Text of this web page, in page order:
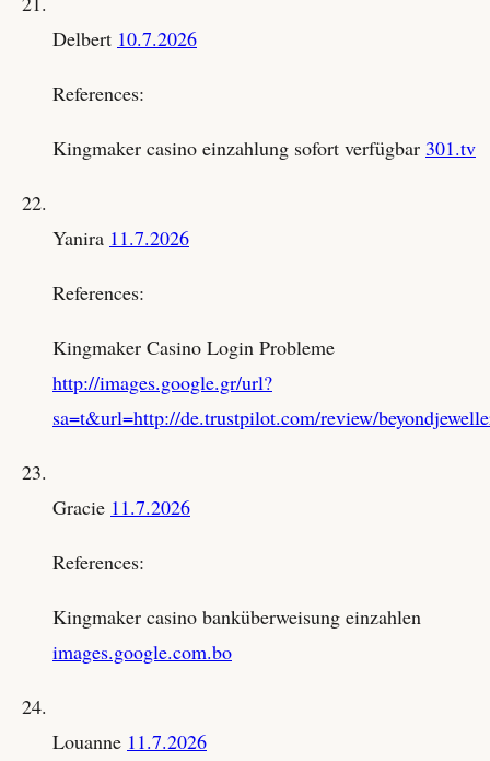
Delbert 10.7.2026
References:
Kingmaker casino einzahlung sofort verfügbar 301.tv
Yanira 11.7.2026
References:
Kingmaker Casino Login Probleme
http://images.google.gr/url?
sa=t&url=http://de.trustpilot.com/review/
Gracie 11.7.2026
References:
Kingmaker casino banküberweisung einzahlen
images.google.com.bo
Louanne 11.7.2026